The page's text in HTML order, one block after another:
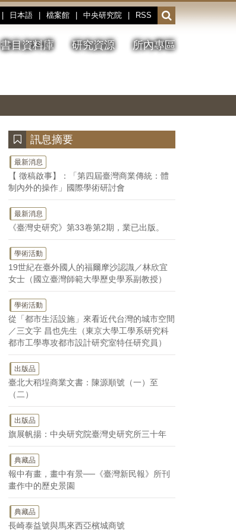
日本語 檔案館 中央研究院 RSS
開
啟
或
收
書目資料庫 研究資源 所內專區
停、
圖
圖
結
訊息摘要
最新消息
【 徵稿啟事】：「第四屆臺灣商業傳統：體
制內外的操作」國際學術研討會
最新消息
《臺灣史研究》第33卷第2期，業已出版。
學術活動
19世紀在臺外國人的福爾摩沙認識／林欣宜
女士（國立臺灣師範大學歷史學系副教授）
學術活動
從「都市生活設施」來看近代台灣的城市空間
／三文字 昌也先生（東京大學工學系研究科
都市工學專攻都市設計研究室特任研究員）
出版品
臺北大稻埕商業文書：陳源順號（一）至
（二）
出版品
旗展帆揚：中央研究院臺灣史研究所三十年
典藏品
報中有畫，畫中有景──《臺灣新民報》所刊
畫作中的歷史景園
典藏品
長崎泰益號與馬來西亞檳城商號